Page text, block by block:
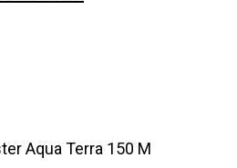
Aqua Terra 150 M